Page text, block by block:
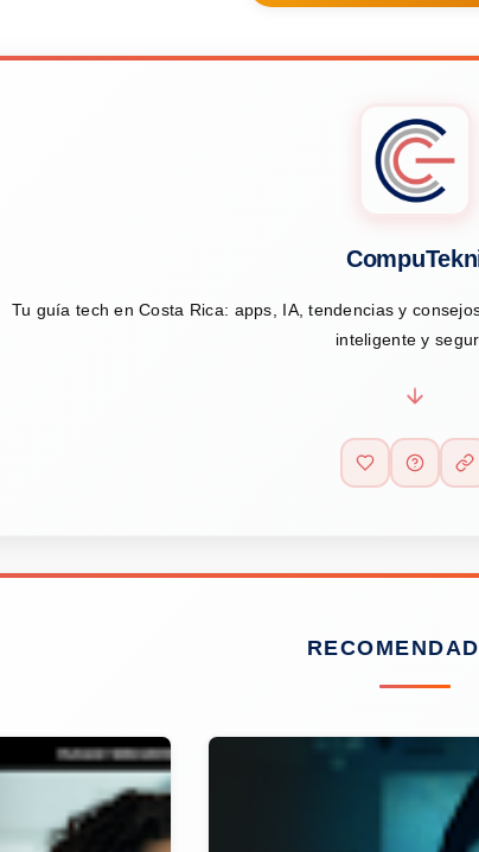
Tu guía tech en Costa Rica: apps, IA, tendencias y
inteligente y